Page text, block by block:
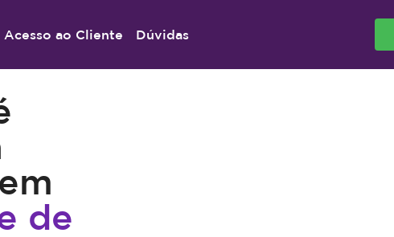
Acesso ao Cliente Dúvidas
de